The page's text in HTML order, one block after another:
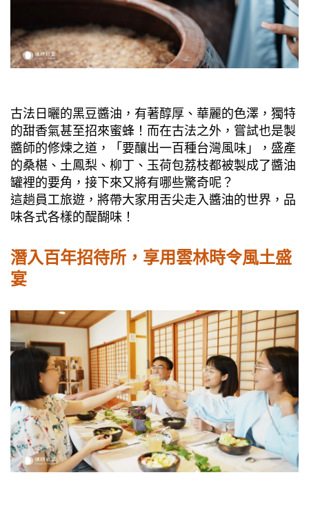
古法日曬的黑豆醬油，有著醇厚、華麗的色澤，獨特
的甜香氣甚至招來蜜蜂！而在古法之外，嘗試也是製
醬師的修煉之道，「要釀出一百種台灣風味」，盛產
的桑椹、土鳳梨、柳丁、玉荷包荔枝都被製成了醬油
罐裡的要角，接下來又將有哪些驚奇呢？
這趟員工旅遊，將帶大家用舌尖走入醬油的世界，品
味各式各樣的醍醐味！
潛入百年招待所，享用雲林時令風土盛
宴